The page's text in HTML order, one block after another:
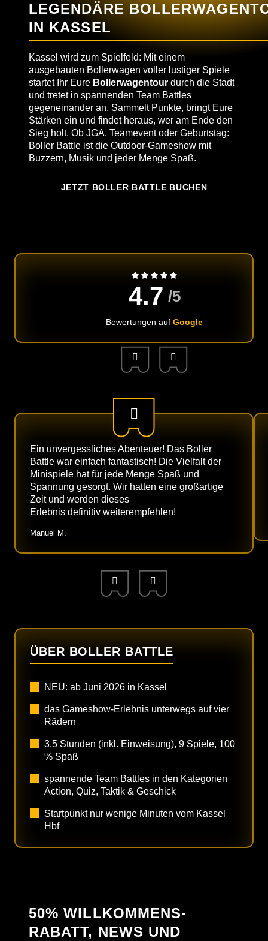
LEGENDÄRE
IN KASSEL
Kassel wird zum Spielfeld: Mit einem
ausgebauten Bollerwagen voller lustiger Spiele
startet Ihr Eure Bollerwagentour durch die Stadt
und tretet in spannenden Team Battles
gegeneinander an. Sammelt Punkte, bringt Eure
Stärken ein und findet heraus, wer am Ende den
Sieg holt. Ob JGA, Teamevent oder Geburtstag:
Boller Battle ist die Outdoor-Gameshow mit
Buzzern, Musik und jeder Menge Spaß.
JETZT BOLLER BATTLE BUCHEN
4.7 /5
Bewertungen auf Google
Ein unvergessliches Abenteuer! Das Boller
Battle war einfach fantastisch! Die Vielfalt der
Minispiele hat für jede Menge Spaß und
Spannung gesorgt. Wir hatten eine großartige
Zeit und werden dieses
Erlebnis definitiv weiterempfehlen!
Manuel M.
ÜBER BOLLER BATTLE
NEU: ab Juni 2026 in Kassel
das Gameshow-Erlebnis unterwegs auf vier
Rädern
3,5 Stunden (inkl. Einweisung), 9 Spiele, 100
% Spaß
spannende Team Battles in den Kategorien
Action, Quiz, Taktik & Geschick
Startpunkt nur wenige Minuten vom Kassel
Hbf
50% WILLKOMMENS-
RABATT, NEWS UND